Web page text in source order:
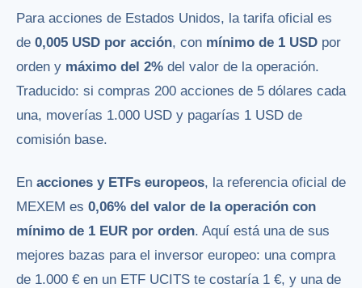
Para acciones de Estados Unidos, la tarifa oficial es
de 0,005 USD por acción, con mínimo de 1 USD por
orden y máximo del 2% del valor de la operación.
Traducido: si compras 200 acciones de 5 dólares cada
una, moverías 1.000 USD y pagarías 1 USD de
comisión base.
En acciones y ETFs europeos, la referencia oficial de
MEXEM es 0,06% del valor de la operación con
mínimo de 1 EUR por orden. Aquí está una de sus
mejores bazas para el inversor europeo: una compra
de 1.000 € en un ETF UCITS te costaría 1 €, y una de